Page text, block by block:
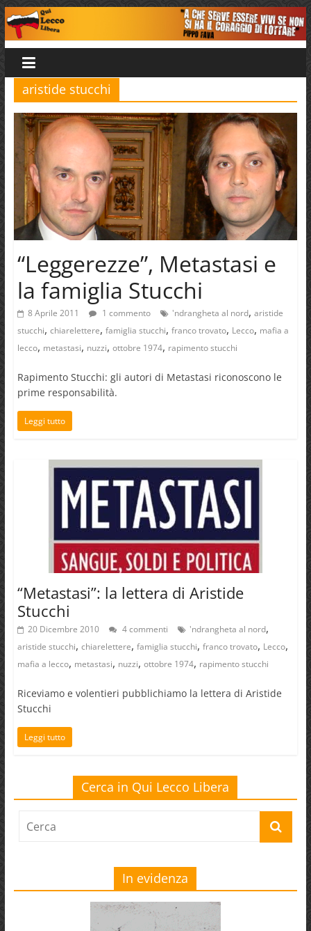
Salta
al
contenuto
Qui
Lecco
Libera
aristide stucchi
“Leggerezze”, Metastasi e
la famiglia Stucchi
8 Aprile 2011 1 commento 'ndrangheta al nord, aristide
stucchi, chiarelettere, famiglia stucchi, franco trovato, Lecco, mafia a
lecco, metastasi, nuzzi, ottobre 1974, rapimento stucchi
Rapimento Stucchi: gli autori di Metastasi riconoscono le
prime responsabilità.
Leggi tutto
“Metastasi”: la lettera di Aristide
Stucchi
20 Dicembre 2010 4 commenti 'ndrangheta al nord,
aristide stucchi, chiarelettere, famiglia stucchi, franco trovato, Lecco,
mafia a lecco, metastasi, nuzzi, ottobre 1974, rapimento stucchi
Riceviamo e volentieri pubblichiamo la lettera di Aristide
Stucchi
Leggi tutto
Cerca in Qui Lecco Libera
In evidenza